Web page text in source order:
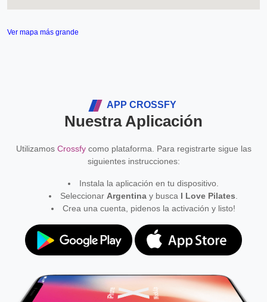
Ver mapa más grande
APP CROSSFY
Nuestra Aplicación
Utilizamos Crossfycomo plataforma. Para registrarte sigue las
siguientes instrucciones:
Instala la aplicación en tu dispositivo.
Seleccionar Argentinay busca I Love Pilates
Crea una cuenta, pidenos la activación y listo!